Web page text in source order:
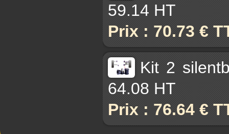
59.14 HT
Prix : 70.73 €
Kit 2
64.08 HT
Prix : 76.64 €